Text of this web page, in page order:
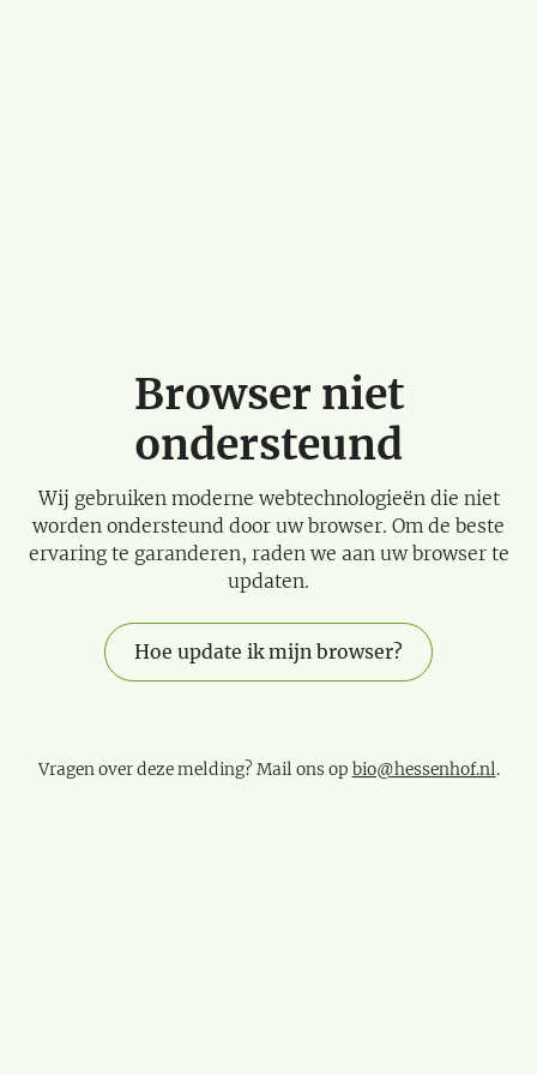
Browser niet
ondersteund
Wij gebruiken moderne webtechnologieën die niet
worden ondersteund door uw browser. Om de beste
ervaring te garanderen, raden we aan uw browser te
updaten.
Hoe update ik mijn browser?
Vragen over deze melding? Mail ons op bio@hessenhof.nl.